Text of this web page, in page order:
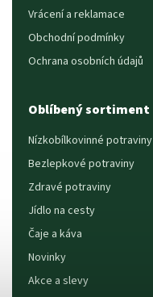
Vrácení a reklamace
Obchodní podmínky
Ochrana osobních údajů
Oblíbený sortiment
Nízkobílkovinné potraviny
Bezlepkové potraviny
Zdravé potraviny
Jídlo na cesty
Čaje a káva
Novinky
Akce a slevy